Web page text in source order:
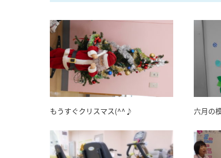
もうすぐクリスマス(^^♪ 六月の